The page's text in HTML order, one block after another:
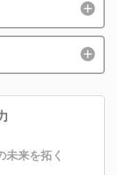
未来を拓く